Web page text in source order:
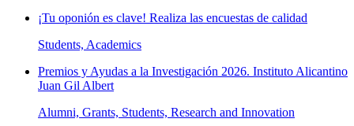
¡Tu oponión es clave! Realiza las encuestas de calidad
Students, Academics
Premios y Ayudas a la Investigación 2026. Instituto Alicantino
Juan Gil Albert
Alumni, Grants, Students, Research and Innovation